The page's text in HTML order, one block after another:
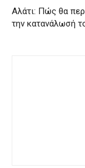
Αλάτι: Πώς θα
την κατανάλωσή